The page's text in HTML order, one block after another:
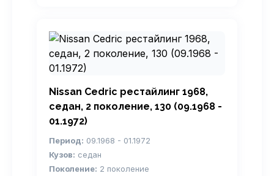
Nissan Cedric рестайлинг 1968,
седан, 2 поколение, 130 (09.1968 -
01.1972)
Период: 09.1968 - 01.1972
Кузов: седан
Поколение: 2 поколение